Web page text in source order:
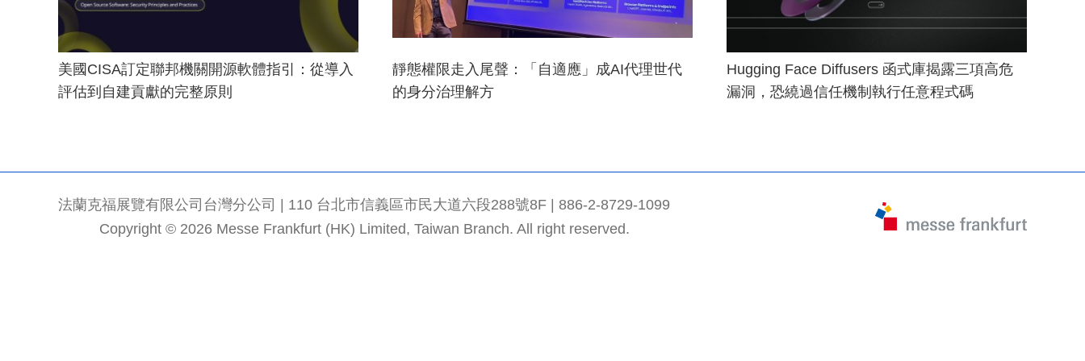
美國CISA訂定聯邦機關開源軟體指引：從導入
評估到自建貢獻的完整原則
靜態權限走入尾聲：「自適應」成AI代理世代
的身分治理解方
Hugging Face Diffusers 函式庫揭露三項高危
漏洞，恐繞過信任機制執行任意程式碼
法蘭克福展覽有限公司台灣分公司 | 110 台北市信義區市民大道六段288號8F | 886-2-8729-1099
Copyright © 2026 Messe Frankfurt (HK) Limited, Taiwan Branch. All right reserved.